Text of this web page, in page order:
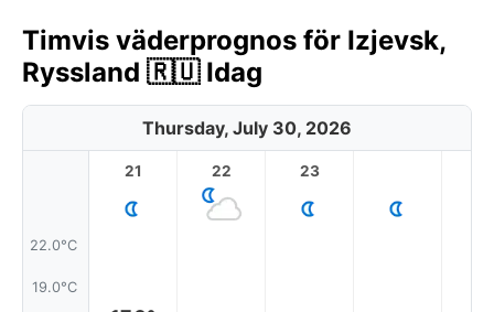
Timvis väderprognos för Izjevsk,
Ryssland 🇷🇺 Idag
Thursday, July 30, 2026
22.0°C
19.0°C
21 22 23